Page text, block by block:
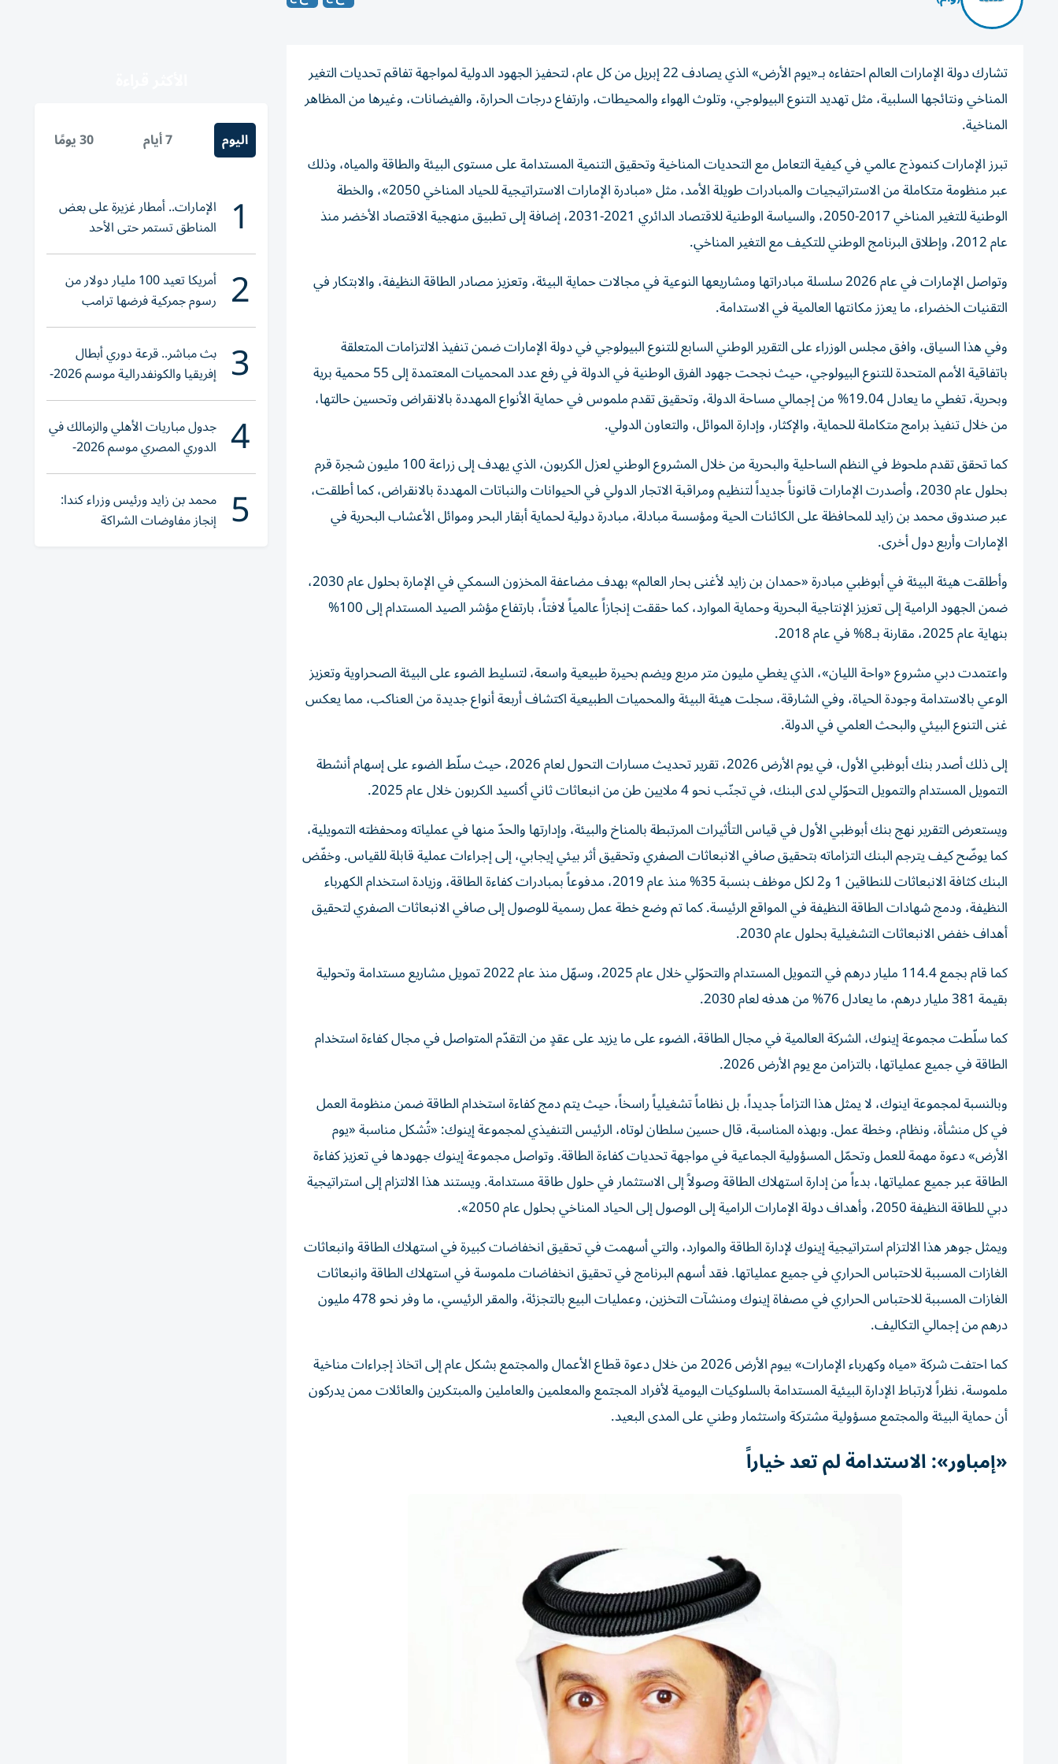
تشارك دولة الإمارات العالم احتفاءه بـ«يوم الأرض» الذي يصادف 22 إبريل من كل عام، لتحفيز الجهود الدولية لمواجهة تفاقم تحديات التغير
المناخي ونتائجها السلبية، مثل تهديد التنوع البيولوجي، وتلوث الهواء والمحيطات، وارتفاع درجات الحرارة، والفيضانات، وغيرها من المظاهر
المناخية.
تبرز الإمارات كنموذج عالمي في كيفية التعامل مع التحديات المناخية وتحقيق التنمية المستدامة على مستوى البيئة والطاقة والمياه، وذلك
عبر منظومة متكاملة من الاستراتيجيات والمبادرات طويلة الأمد، مثل «مبادرة الإمارات الاستراتيجية للحياد المناخي 2050»، والخطة
الوطنية للتغير المناخي 2017-2050، والسياسة الوطنية للاقتصاد الدائري 2021-2031، إضافة إلى تطبيق منهجية الاقتصاد الأخضر منذ
عام 2012، وإطلاق البرنامج الوطني للتكيف مع التغير المناخي.
وتواصل الإمارات في عام 2026 سلسلة مبادراتها ومشاريعها النوعية في مجالات حماية البيئة، وتعزيز مصادر الطاقة النظيفة، والابتكار في
التقنيات الخضراء، ما يعزز مكانتها العالمية في الاستدامة.
وفي هذا السياق، وافق مجلس الوزراء على التقرير الوطني السابع للتنوع البيولوجي في دولة الإمارات ضمن تنفيذ الالتزامات المتعلقة
باتفاقية الأمم المتحدة للتنوع البيولوجي، حيث نجحت جهود الفرق الوطنية في الدولة في رفع عدد المحميات المعتمدة إلى 55 محمية برية
وبحرية، تغطي ما يعادل 19.04% من إجمالي مساحة الدولة، وتحقيق تقدم ملموس في حماية الأنواع المهددة بالانقراض وتحسين حالتها،
من خلال تنفيذ برامج متكاملة للحماية، والإكثار، وإدارة الموائل، والتعاون الدولي.
كما تحقق تقدم ملحوظ في النظم الساحلية والبحرية من خلال المشروع الوطني لعزل الكربون، الذي يهدف إلى زراعة 100 مليون شجرة قرم
بحلول عام 2030، وأصدرت الإمارات قانوناً جديداً لتنظيم ومراقبة الاتجار الدولي في الحيوانات والنباتات المهددة بالانقراض، كما أطلقت،
عبر صندوق محمد بن زايد للمحافظة على الكائنات الحية ومؤسسة مبادلة، مبادرة دولية لحماية أبقار البحر وموائل الأعشاب البحرية في
الإمارات وأربع دول أخرى.
وأطلقت هيئة البيئة في أبوظبي مبادرة «حمدان بن زايد لأغنى بحار العالم» بهدف مضاعفة المخزون السمكي في الإمارة بحلول عام 2030،
ضمن الجهود الرامية إلى تعزيز الإنتاجية البحرية وحماية الموارد، كما حققت إنجازاً عالمياً لافتاً، بارتفاع مؤشر الصيد المستدام إلى 100%
بنهاية عام 2025، مقارنة بـ8% في عام 2018.
واعتمدت دبي مشروع «واحة الليان»، الذي يغطي مليون متر مربع ويضم بحيرة طبيعية واسعة، لتسليط الضوء على البيئة الصحراوية وتعزيز
الوعي بالاستدامة وجودة الحياة، وفي الشارقة، سجلت هيئة البيئة والمحميات الطبيعية اكتشاف أربعة أنواع جديدة من العناكب، مما يعكس
غنى التنوع البيئي والبحث العلمي في الدولة.
إلى ذلك أصدر بنك أبوظبي الأول، في يوم الأرض 2026، تقرير تحديث مسارات التحول لعام 2026، حيث سلّط الضوء على إسهام أنشطة
التمويل المستدام والتمويل التحوّلي لدى البنك، في تجنّب نحو 4 ملايين طن من انبعاثات ثاني أكسيد الكربون خلال عام 2025.
ويستعرض التقرير نهج بنك أبوظبي الأول في قياس التأثيرات المرتبطة بالمناخ والبيئة، وإدارتها والحدّ منها في عملياته ومحفظته التمويلية،
كما يوضّح كيف يترجم البنك التزاماته بتحقيق صافي الانبعاثات الصفري وتحقيق أثر بيئي إيجابي، إلى إجراءات عملية قابلة للقياس. وخفّض
البنك كثافة الانبعاثات للنطاقين 1 و2 لكل موظف بنسبة 35% منذ عام 2019، مدفوعاً بمبادرات كفاءة الطاقة، وزيادة استخدام الكهرباء
النظيفة، ودمج شهادات الطاقة النظيفة في المواقع الرئيسة. كما تم وضع خطة عمل رسمية للوصول إلى صافي الانبعاثات الصفري لتحقيق
أهداف خفض الانبعاثات التشغيلية بحلول عام 2030.
كما قام بجمع 114.4 مليار درهم في التمويل المستدام والتحوّلي خلال عام 2025، وسهّل منذ عام 2022 تمويل مشاريع مستدامة وتحولية
بقيمة 381 مليار درهم، ما يعادل 76% من هدفه لعام 2030.
كما سلّطت مجموعة إينوك، الشركة العالمية في مجال الطاقة، الضوء على ما يزيد على عقدٍ من التقدّم المتواصل في مجال كفاءة استخدام
الطاقة في جميع عملياتها، بالتزامن مع يوم الأرض 2026.
وبالنسبة لمجموعة اينوك، لا يمثل هذا التزاماً جديداً، بل نظاماً تشغيلياً راسخاً، حيث يتم دمج كفاءة استخدام الطاقة ضمن منظومة العمل
في كل منشأة، ونظام، وخطة عمل. وبهذه المناسبة، قال حسين سلطان لوتاه، الرئيس التنفيذي لمجموعة إينوك: «تُشكل مناسبة «يوم
الأرض» دعوة مهمة للعمل وتحمّل المسؤولية الجماعية في مواجهة تحديات كفاءة الطاقة. وتواصل مجموعة إينوك جهودها في تعزيز كفاءة
الطاقة عبر جميع عملياتها، بدءاً من إدارة استهلاك الطاقة وصولاً إلى الاستثمار في حلول طاقة مستدامة. ويستند هذا الالتزام إلى استراتيجية
دبي للطاقة النظيفة 2050، وأهداف دولة الإمارات الرامية إلى الوصول إلى الحياد المناخي بحلول عام 2050».
ويمثل جوهر هذا الالتزام استراتيجية إينوك لإدارة الطاقة والموارد، والتي أسهمت في تحقيق انخفاضات كبيرة في استهلاك الطاقة وانبعاثات
الغازات المسببة للاحتباس الحراري في جميع عملياتها. فقد أسهم البرنامج في تحقيق انخفاضات ملموسة في استهلاك الطاقة وانبعاثات
الغازات المسببة للاحتباس الحراري في مصفاة إينوك ومنشآت التخزين، وعمليات البيع بالتجزئة، والمقر الرئيسي، ما وفر نحو 478 مليون
درهم من إجمالي التكاليف.
كما احتفت شركة «مياه وكهرباء الإمارات» بيوم الأرض 2026 من خلال دعوة قطاع الأعمال والمجتمع بشكل عام إلى اتخاذ إجراءات مناخية
ملموسة، نظراً لارتباط الإدارة البيئية المستدامة بالسلوكيات اليومية لأفراد المجتمع والمعلمين والعاملين والمبتكرين والعائلات ممن يدركون
أن حماية البيئة والمجتمع مسؤولية مشتركة واستثمار وطني على المدى البعيد.
«إمباور»: الاستدامة لم تعد خياراً
اليوم 7 أيام 30 يومًا
1 الإمارات.. أمطار غزيرة على بعض
المناطق تستمر حتى الأحد
2 أمريكا تعيد 100 مليار دولار من
رسوم جمركية فرضها ترامب
3 بث مباشر.. قرعة دوري أبطال
إفريقيا والكونفدرالية موسم 2026-
2027
4 جدول مباريات الأهلي والزمالك في
الدوري المصري موسم 2026-
2027
5 محمد بن زايد ورئيس وزراء كندا:
إنجاز مفاوضات الشراكة